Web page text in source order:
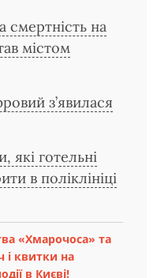
смертність на
містом
з’явилася
які готельні
в поліклініці
«Хмарочоса» та
квитки на
в Києві!